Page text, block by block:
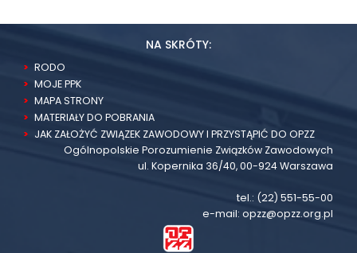
NA SKRÓTY:
RODO
MOJE PPK
MAPA STRONY
MATERIAŁY DO POBRANIA
JAK ZAŁOŻYĆ ZWIĄZEK ZAWODOWY I PRZYSTĄPIĆ DO OPZZ
Ogólnopolskie Porozumienie Związków Zawodowych
ul. Kopernika 36/40, 00-924 Warszawa
tel.: (22) 551-55-00
e-mail: opzz@opzz.org.pl